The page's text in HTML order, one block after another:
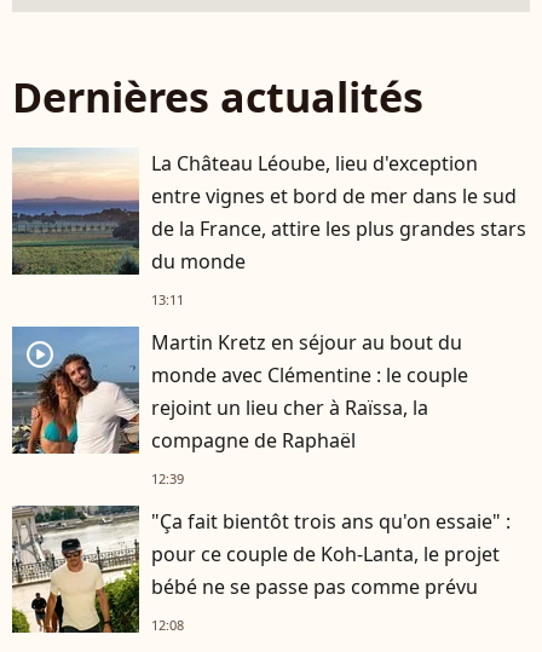
Dernières actualités
La Château Léoube, lieu d'exception
entre vignes et bord de mer dans le sud
de la France, attire les plus grandes stars
du monde
13:11
player2
Martin Kretz en séjour au bout du
monde avec Clémentine : le couple
rejoint un lieu cher à Raïssa, la
compagne de Raphaël
12:39
"Ça fait bientôt trois ans qu'on essaie" :
pour ce couple de Koh-Lanta, le projet
bébé ne se passe pas comme prévu
12:08